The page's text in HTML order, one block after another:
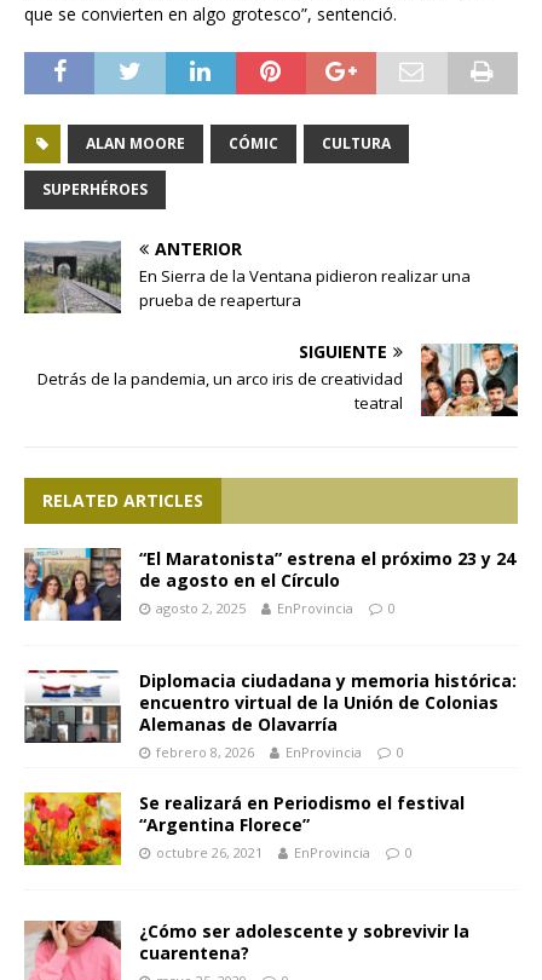
que se convierten en algo grotesco”, sentenció.
ALAN MOORE CÓMIC CULTURA
SUPERHÉROES
ANTERIOR
En Sierra de la Ventana pidieron realizar una
prueba de reapertura
SIGUIENTE
Detrás de la pandemia, un arco iris de creatividad
teatral
RELATED ARTICLES
“El Maratonista” estrena el próximo 23 y 24
de agosto en el Círculo
agosto 2, 2025 EnProvincia 0
Diplomacia ciudadana y memoria histórica:
encuentro virtual de la Unión de Colonias
Alemanas de Olavarría
febrero 8, 2026 EnProvincia 0
Se realizará en Periodismo el festival
“Argentina Florece”
octubre 26, 2021 EnProvincia 0
¿Cómo ser adolescente y sobrevivir la
cuarentena?